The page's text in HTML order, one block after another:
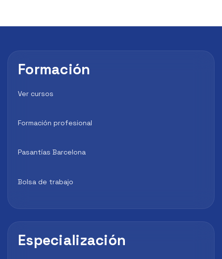
Formación
Ver cursos
Formación profesional
Pasantías Barcelona
Bolsa de trabajo
Especialización